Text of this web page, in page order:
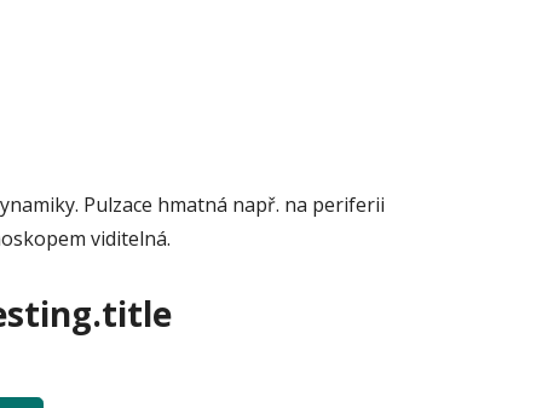
Pulzace hmatná např. na periferii
viditelná.